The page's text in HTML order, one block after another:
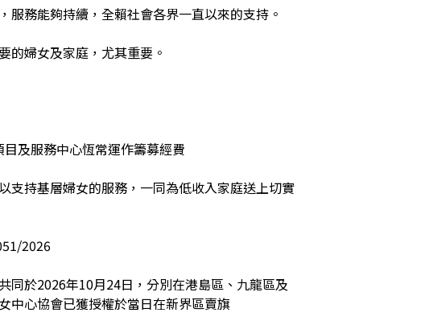
服務能夠持續，全賴社會各界一直以來的支持。
的婦女及家庭，尤其重要。
及服務中心恆常運作籌募經費
支持基層婦女的服務，一同為低收入家庭送上切實
2026
同於2026年10月24日，分別在港島區、九龍區及
中心協會已獲授權於當日在新界區賣旗